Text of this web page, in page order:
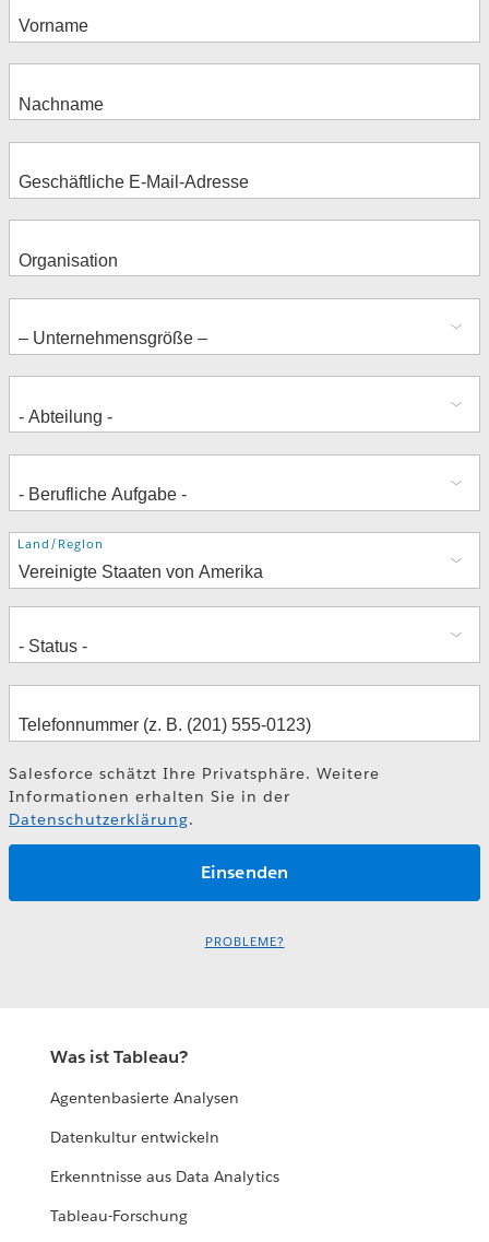
Adresse
Land/Region
Salesforce schätzt Ihre Privatsphäre. Weitere
Informationen erhalten Sie in der
Datenschutzerklärung.
PROBLEME?
Was ist Tableau?
Agentenbasierte Analysen
Datenkultur entwickeln
Erkenntnisse aus Data Analytics
Tableau-Forschung